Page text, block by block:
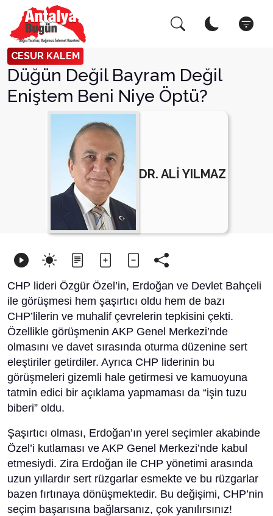
CESUR KALEM
Düğün Değil Bayram Değil
Eniştem Beni Niye Öptü?
DR. ALİ YILMAZ
CHP lideri Özgür Özel’in, Erdoğan ve Devlet Bahçeli
ile görüşmesi hem şaşırtıcı oldu hem de bazı
CHP’lilerin ve muhalif çevrelerin tepkisini çekti.
Özellikle görüşmenin AKP Genel Merkezi’nde
olmasını ve davet sırasında oturma düzenine sert
eleştiriler getirdiler. Ayrıca CHP liderinin bu
görüşmeleri gizemli hale getirmesi ve kamuoyuna
tatmin edici bir açıklama yapmaması da “işin tuzu
biberi” oldu.
Şaşırtıcı olması, Erdoğan’ın yerel seçimler akabinde
Özel’i kutlaması ve AKP Genel Merkezi’nde kabul
etmesiydi. Zira Erdoğan ile CHP yönetimi arasında
uzun yıllardır sert rüzgarlar esmekte ve bu rüzgarlar
bazen fırtınaya dönüşmektedir. Bu değişimi, CHP’nin
seçim başarısına bağlarsanız, çok yanılırsınız!
Arama Yap! Kapat